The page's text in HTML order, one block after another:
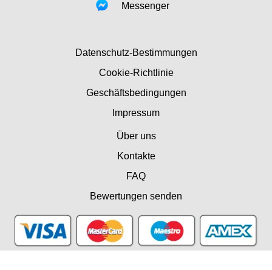
Messenger
Datenschutz-Bestimmungen
Cookie-Richtlinie
Geschäftsbedingungen
Impressum
Über uns
Kontakte
FAQ
Bewertungen senden